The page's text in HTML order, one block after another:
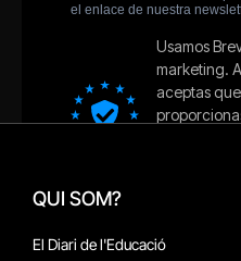
QUI SOM?
El Diari de l'Educació